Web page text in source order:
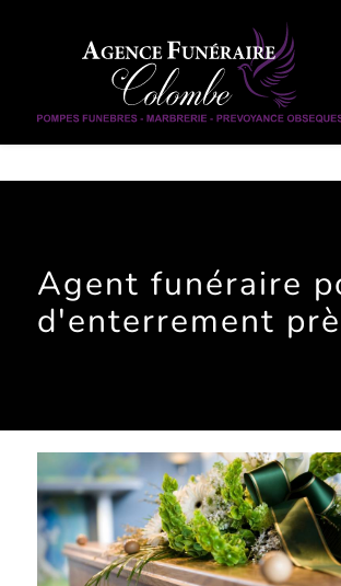
Agent funéraire
d'enterrement